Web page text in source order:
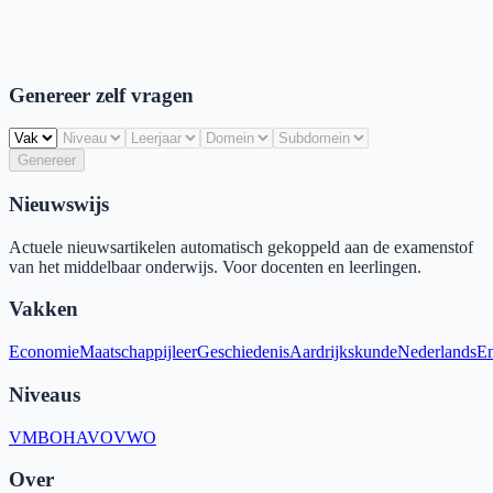
Genereer zelf vragen
Genereer
Nieuwswijs
Actuele nieuwsartikelen automatisch gekoppeld aan de examenstof
van het middelbaar onderwijs. Voor docenten en leerlingen.
Vakken
EconomieMaatschappijleerGeschiedenisAardrijkskundeNederlands
Niveaus
VMBOHAVOVWO
Over